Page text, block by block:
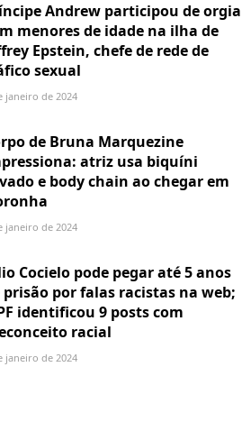
Andrew participou de orgia
menores de idade na ilha de
Epstein, chefe de rede de
sexual
janeiro de 2024
de Bruna Marquezine
atriz usa biquíni
e body chain ao chegar em
janeiro de 2024
Cocielo pode pegar até 5 anos
prisão por falas racistas na web;
identificou 9 posts com
racial
janeiro de 2024